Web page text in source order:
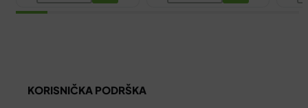
VITAMIN
količina
CURCUMIN
KORISNIČKA PODRŠKA